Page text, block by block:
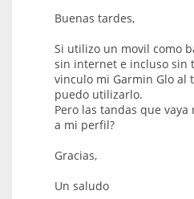
Buenas tardes,
Si utilizo un movil como
sin internet e incluso sin
vinculo mi Garmin Glo al
puedo utilizarlo.
Pero las tandas que
a mi perfil?
Gracias,
Un saludo